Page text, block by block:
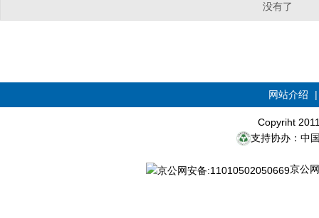
没有了
网站介绍
Copyriht
支持协办：中
京公